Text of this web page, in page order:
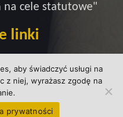
aby świadczyć usługi na
z niej, wyrażasz zgodę na
prywatności
na cele statutowe"
linki